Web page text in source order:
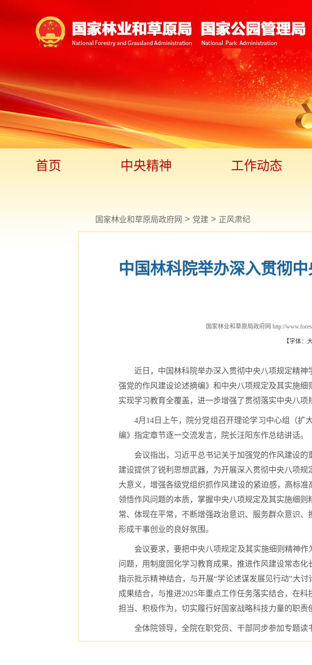
首页 中央精神 工作动态
国家林业和草原局政府网 > 党建 > 正风肃纪
中国林科院举办深入贯彻
国家林业和草原局政府网 http://
【字体：
近日，中国林科院举办深入贯彻中央八项规定精
强党的作风建设论述摘编》和中央八项规定及其实施
实现学习教育全覆盖，进一步增强了贯彻落实中央八项
4月14日上午，院分党组召开理论学习中心组（
编》指定章节逐一交流发言，院长汪阳东作总结讲话。
会议指出，习近平总书记关于加强党的作风建设
建设提供了锐利思想武器，为开展深入贯彻中央八项
大意义，增强各级党组织抓作风建设的紧迫感，高标
领悟作风问题的本质，掌握中央八项规定及其实施细
常、体现在平常，不断增强政治意识、服务群众意识
形成干事创业的良好氛围。
会议要求，要把中央八项规定及其实施细则精神
问题，用制度固化学习教育成果，推进作风建设常态
指示批示精神结合，与开展“学论述谋发展见行动”大
成果结合，与推进2025年重点工作任务落实结合，在
担当、积极作为，切实履行好国家战略科技力量的职责
全体院领导，全院在职党员、干部同步参加专题读